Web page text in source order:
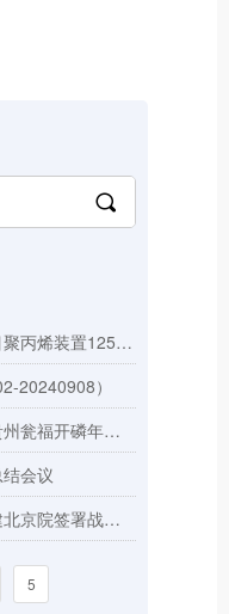
끠
全球最高！福建中沙古雷乙烯项目聚丙烯装置125米高挤压造粒框架顺利封顶
20240908）
中国化学工程华陆公司总承包的贵州瓮福开磷年产3万吨高纯无水氟化氢项目顺利实现机械竣工
会议
中国化学工程华陆公司与中国电建北京院签署战略合作协议
5